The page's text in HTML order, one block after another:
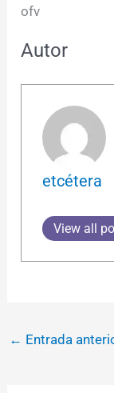
ofv
Autor
etcétera
View all
← Entrada